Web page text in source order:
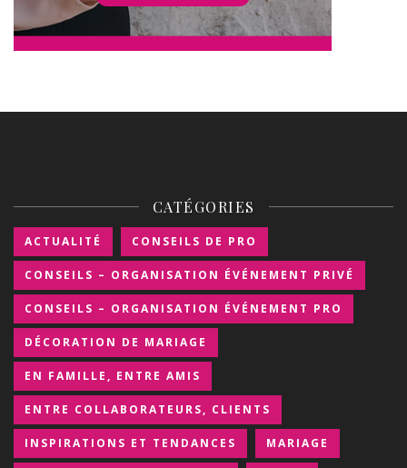
CATÉGORIES
ACTUALITÉ CONSEILS DE PRO
CONSEILS – ORGANISATION ÉVÉNEMENT PRIVÉ
CONSEILS – ORGANISATION ÉVÉNEMENT PRO
DÉCORATION DE MARIAGE
EN FAMILLE, ENTRE AMIS
ENTRE COLLABORATEURS, CLIENTS
INSPIRATIONS ET TENDANCES MARIAGE